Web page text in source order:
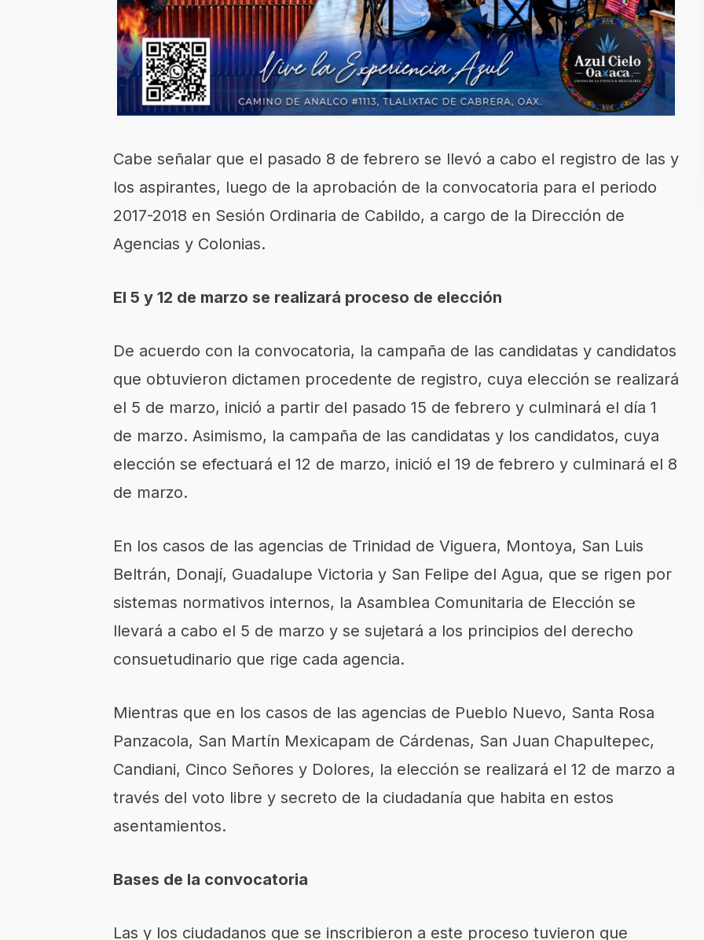
Cabe señalar que el pasado 8 de febrero se llevó a cabo el registro de las y
los aspirantes, luego de la aprobación de la convocatoria para el periodo
2017-2018 en Sesión Ordinaria de Cabildo, a cargo de la Dirección de
Agencias y Colonias.
El 5 y 12 de marzo se realizará proceso de elección
De acuerdo con la convocatoria, la campaña de las candidatas y candidatos
que obtuvieron dictamen procedente de registro, cuya elección se realizará
el 5 de marzo, inició a partir del pasado 15 de febrero y culminará el día 1
de marzo. Asimismo, la campaña de las candidatas y los candidatos, cuya
elección se efectuará el 12 de marzo, inició el 19 de febrero y culminará el 8
de marzo.
En los casos de las agencias de Trinidad de Viguera, Montoya, San Luis
Beltrán, Donají, Guadalupe Victoria y San Felipe del Agua, que se rigen por
sistemas normativos internos, la Asamblea Comunitaria de Elección se
llevará a cabo el 5 de marzo y se sujetará a los principios del derecho
consuetudinario que rige cada agencia.
Mientras que en los casos de las agencias de Pueblo Nuevo, Santa Rosa
Panzacola, San Martín Mexicapam de Cárdenas, San Juan Chapultepec,
Candiani, Cinco Señores y Dolores, la elección se realizará el 12 de marzo a
través del voto libre y secreto de la ciudadanía que habita en estos
asentamientos.
Bases de la convocatoria
Las y los ciudadanos que se inscribieron a este proceso tuvieron que